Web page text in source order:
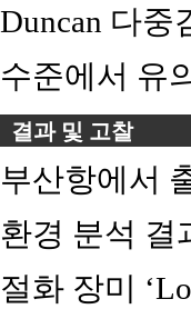
Duncan 다중
수준에서 유
결과 및 고찰
부산항에서
환경 분석 결
절화 장미